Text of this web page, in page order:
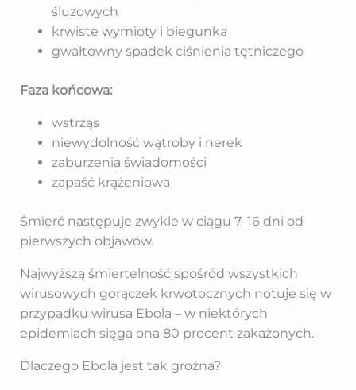
śluzowych
krwiste wymioty i biegunka
gwałtowny spadek ciśnienia tętniczego
Faza końcowa:
wstrząs
niewydolność wątroby i nerek
zaburzenia świadomości
zapaść krążeniowa
Śmierć następuje zwykle w ciągu 7–16 dni od
pierwszych objawów.
Najwyższą śmiertelność spośród wszystkich
wirusowych gorączek krwotocznych notuje się w
przypadku wirusa Ebola – w niektórych
epidemiach sięga ona 80 procent zakażonych.
Dlaczego Ebola jest tak groźna?